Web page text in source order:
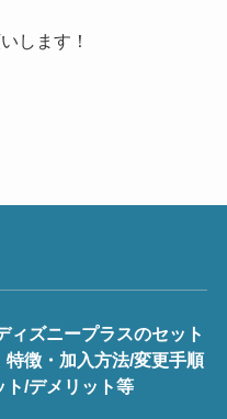
します！
ィズニープラスのセット
特徴・加入方法/変更手順
ト/デメリット等